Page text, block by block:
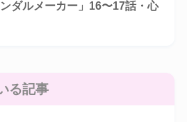
ダルメーカー」16〜17話・心
る記事